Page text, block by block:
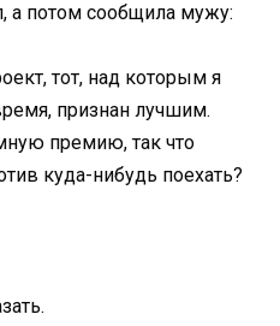
а потом сообщила мужу:
тот, над которым я
признан лучшим.
премию, так что
куда-нибудь поехать?